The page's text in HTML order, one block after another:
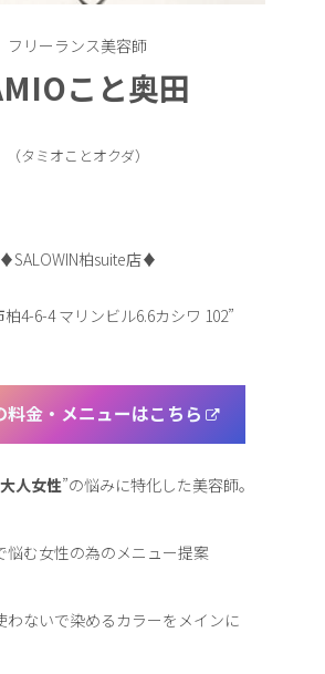
フリーランス美容師
こと奥田
（タミオことオクダ）
♦︎SALOWIN柏suite店♦︎
4-6-4 マリンビル6.6カシワ 102”
料金・メニューはこちら
大人女性”の悩みに特化した美容師。
悩む女性の為のメニュー提案
わないで染めるカラーをメインに